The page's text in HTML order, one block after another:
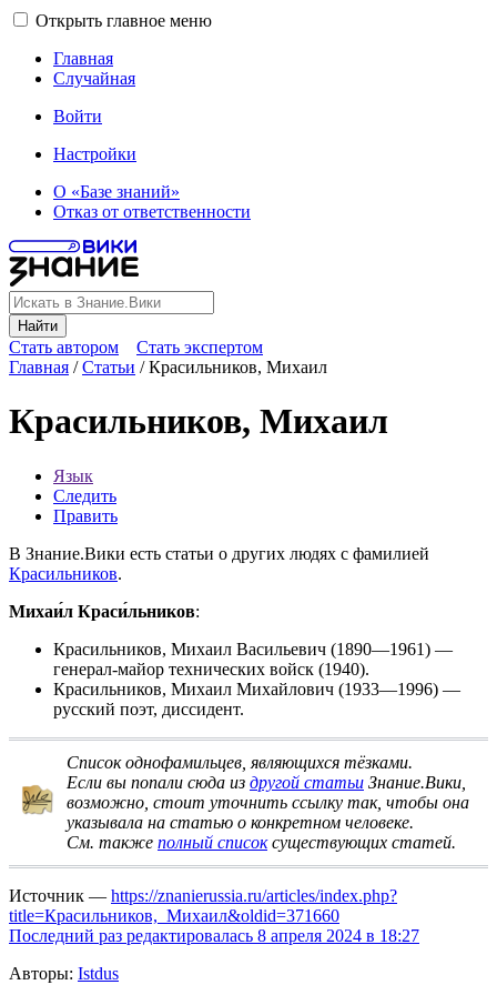
Открыть главное меню
Главная
Случайная
Войти
Настройки
О «Базе знаний»
Отказ от ответственности
Найти
Стать автором
Стать экспертом
Главная /Статьи /Красильников, Михаил
Красильников, Михаил
Язык
Следить
Править
В Знание.Вики есть статьи о других людях с фамилией
Красильников.
Михаи́л Краси́льников:
Красильников, Михаил Васильевич (1890—1961) —
генерал-майор технических войск (1940).
Красильников, Михаил Михайлович (1933—1996) —
русский поэт, диссидент.
Список однофамильцев, являющихся тёзками.
Если вы попали сюда из другой статьи Знание.Вики,
возможно, стоит уточнить ссылку так, чтобы она
указывала на статью о конкретном человеке.
См. также полный списоксуществующих статей.
Источник — https://znanierussia.ru/articles/index.php?
title=Красильников,_Михаил&oldid=371660
Последний раз редактировалась 8 апреля 2024 в 18:27
Авторы: Istdus